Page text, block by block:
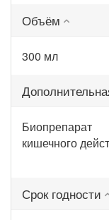
Объём
300 мл
Биопрепарат
кишечного
Срок годности